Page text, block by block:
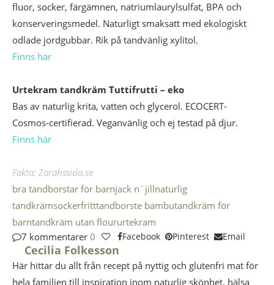
fluor, socker, färgämnen, natriumlaurylsulfat, BPA och
konserveringsmedel. Naturligt smaksatt med ekologiskt
odlade jordgubbar. Rik på tandvänlig xylitol.
Finns här
Urtekram tandkräm Tuttifrutti – eko
Bas av naturlig krita, vatten och glycerol. ECOCERT-
Cosmos-certifierad. Veganvänlig och ej testad på djur.
Finns här
Fakta: Zarahssida.se
bra tandborstar för barnjack n´jillnaturlig
tandkrämsockerfritttandborste bambutandkräm för
barntandkräm utan floururtekram
7 kommentarer 0 Facebook Pinterest Email
Cecilia Folkesson
Här hittar du allt från recept på nyttig och glutenfri mat för
hela familjen till inspiration inom naturlig skönhet, hälsa